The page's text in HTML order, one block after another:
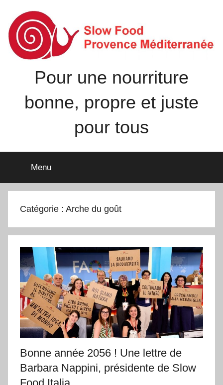
contenu
Pour une nourriture
bonne, propre et juste
pour tous
Menu
Catégorie : Arche du goût
Bonne année 2056 ! Une lettre de
Barbara Nappini, présidente de Slow